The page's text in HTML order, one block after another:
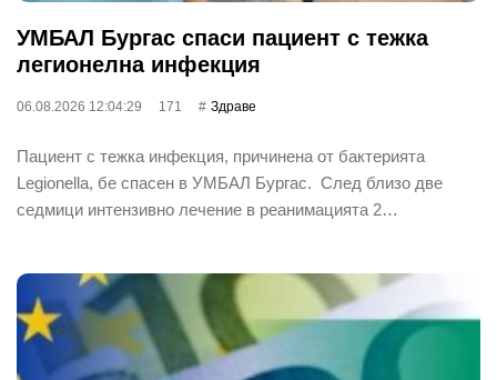
УМБАЛ Бургас спаси пациент с тежка
легионелна инфекция
06.08.2026 12:04:29 171 Здраве
Пациент с тежка инфекция, причинена от бактерията
Legionella, бе спасен в УМБАЛ Бургас. След близо две
седмици интензивно лечение в реанимацията 2…